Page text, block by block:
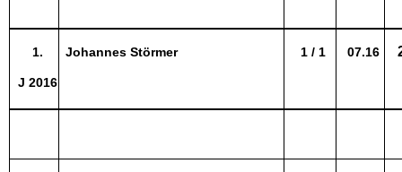
1.
J 2016
Johannes Störmer 1 / 1 07.16